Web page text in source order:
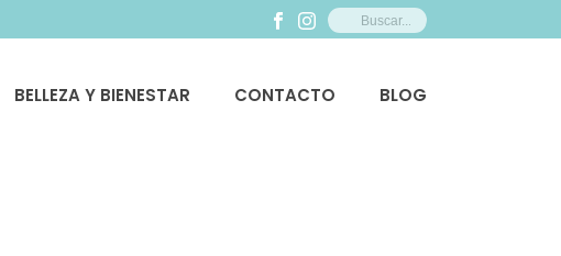
BELLEZA Y BIENESTAR CONTACTO BLOG